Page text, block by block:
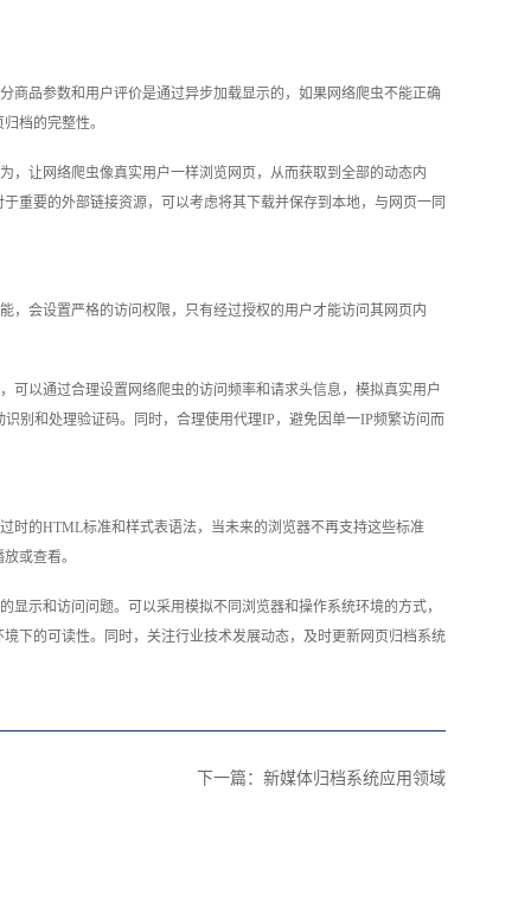
商品参数和用户评价是通过异步加载显示的，如果网络爬虫不能正确
档的完整性。
，让网络爬虫像真实用户一样浏览网页，从而获取到全部的动态内
重要的外部链接资源，可以考虑将其下载并保存到本地，与网页一同
，会设置严格的访问权限，只有经过授权的用户才能访问其网页内
以通过合理设置网络爬虫的访问频率和请求头信息，模拟真实用户
别和处理验证码。同时，合理使用代理IP，避免因单一IP频繁访问而
时的HTML标准和样式表语法，当未来的浏览器不再支持这些标准
或查看。
示和访问问题。可以采用模拟不同浏览器和操作系统环境的方式，
下的可读性。同时，关注行业技术发展动态，及时更新网页归档系统
下一篇： 新媒体归档系统应用领域